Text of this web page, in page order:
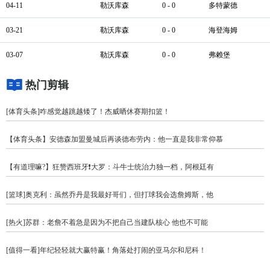
04-11 勒沃库森 0 - 0 多特蒙德
03-21 勒沃库森 0 - 0 海登海姆
03-07 勒沃库森 0 - 0 弗赖堡
热门剪辑
[体育头条]咋感觉越跳越矮了！杰威晒休赛期扣篮！
【体育头条】安德森加盟曼城后再谈德布劳内：他一直是我非常仰慕
【有道理嘛?】狂赞西班牙❗大罗：斗牛士统治力独一档，阿根廷有
[篮球]奥克利：虽然乔丹是我最好哥们，但打球我会选詹姆斯，他
[热火]苏群：老詹不着急是因为不把自己当建队核心 他也不可能
[值得一看]年纪轻轻就大赢特赢！角落处打闹的亚马尔和尼科！